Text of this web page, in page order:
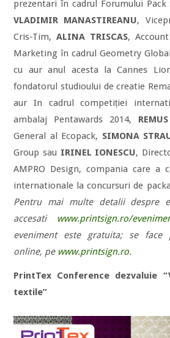
prezentari în cadrul Forumului
VLADIMIR MANASTIREANU,
Cris-Tim,ALINA TRISCAS,
Marketing în cadrul Geometry
cu aur anul acesta la Cannes
fondatorul studioului de creatie
aur In cadrul competiției
ambalaj Pentawards 2014,
General al Ecopack, SIMONA
Group sau IRINEL IONESCU,
AMPRO Design, compania care a
internationale la concursuri de
Pentru mai multe detalii despre
accesati
www.printsign.ro/
eveniment este gratuita; se face
online, pe www.printsign.ro.
PrintTex Conference dezvaluie
textile”